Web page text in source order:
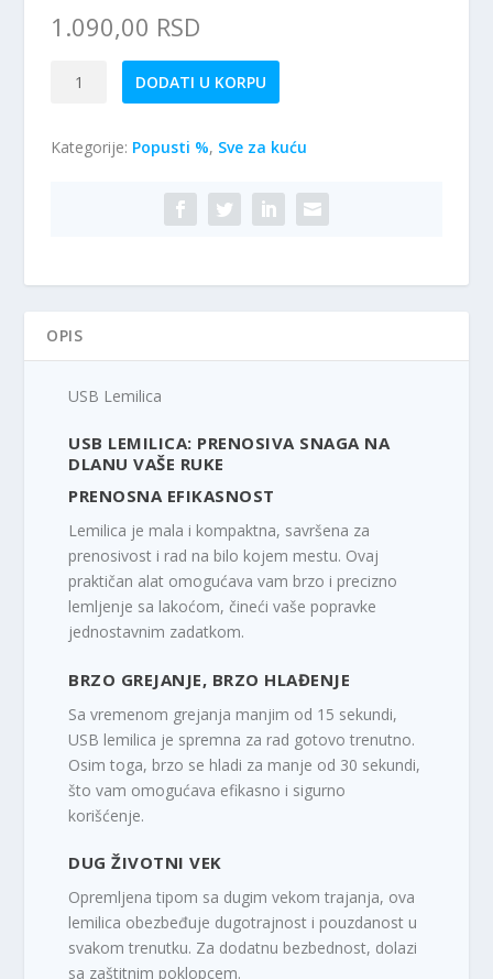
1.090,00 RSD
USB
DODATI U KORPU
Kategorije: Popusti %, Sve za kuću
OPIS
USB Lemilica
USB LEMILICA: PRENOSIVA SNAGA NA
DLANU VAŠE RUKE
PRENOSNA EFIKASNOST
Lemilica je mala i kompaktna, savršena za
prenosivost i rad na bilo kojem mestu. Ovaj
praktičan alat omogućava vam brzo i precizno
lemljenje sa lakoćom, čineći vaše popravke
jednostavnim zadatkom.
BRZO GREJANJE, BRZO HLAĐENJE
Sa vremenom grejanja manjim od 15 sekundi,
USB lemilica je spremna za rad gotovo trenutno.
Osim toga, brzo se hladi za manje od 30 sekundi,
što vam omogućava efikasno i sigurno
korišćenje.
DUG ŽIVOTNI VEK
Opremljena tipom sa dugim vekom trajanja, ova
lemilica obezbeđuje dugotrajnost i pouzdanost u
svakom trenutku. Za dodatnu bezbednost, dolazi
sa zaštitnim poklopcem.